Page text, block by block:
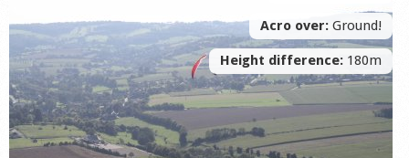
Acro over: Ground!
Height difference: 180m